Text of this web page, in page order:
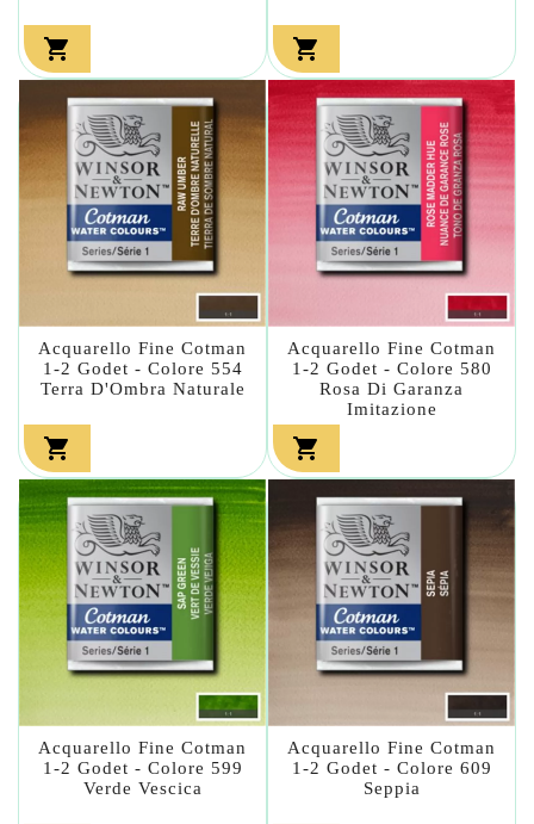
 
Acquarello Fine Cotman
1-2 Godet - Colore 554
Terra D'Ombra Naturale

Acquarello Fine Cotman
1-2 Godet - Colore 580
Rosa Di Garanza
Imitazione

Acquarello Fine Cotman
1-2 Godet - Colore 599
Verde Vescica
Acquarello Fine Cotman
1-2 Godet - Colore 609
Seppia